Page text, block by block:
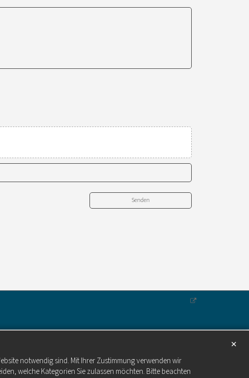
notwendig sind. Mit Ihrer Zustimmung verwenden wir
welche Kategorien Sie zulassen möchten. Bitte beachten
✕